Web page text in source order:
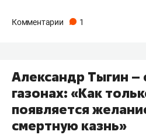
Комментарии 1
Александр Тыгин –
газонах: «Как
появляется
смертную казнь»